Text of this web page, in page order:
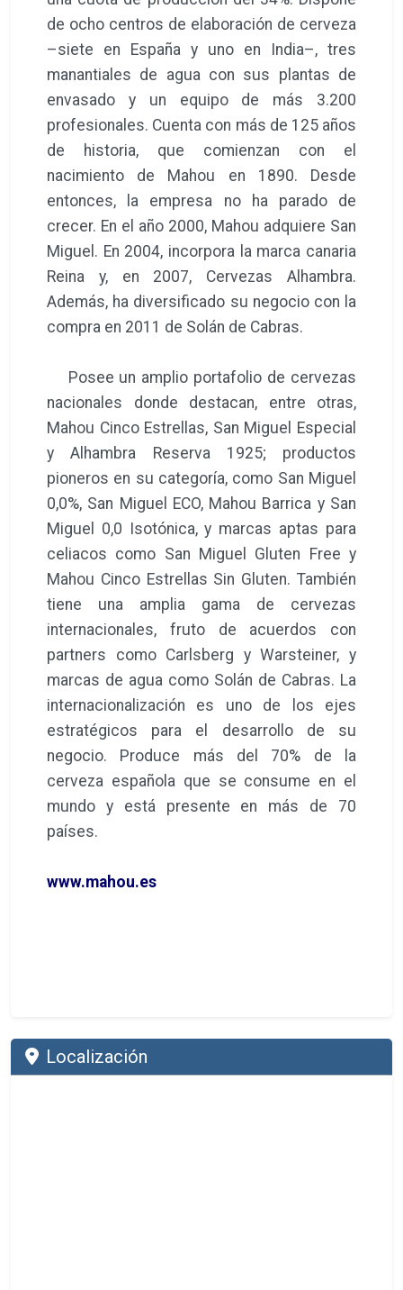
de ocho centros de elaboración de cerveza
–siete en España y uno en India–, tres
manantiales de agua con sus plantas de
envasado y un equipo de más 3.200
profesionales. Cuenta con más de 125 años
de historia, que comienzan con el
nacimiento de Mahou en 1890. Desde
entonces, la empresa no ha parado de
crecer. En el año 2000, Mahou adquiere San
Miguel. En 2004, incorpora la marca canaria
Reina y, en 2007, Cervezas Alhambra.
Además, ha diversificado su negocio con la
compra en 2011 de Solán de Cabras.
Posee un amplio portafolio de cervezas
nacionales donde destacan, entre otras,
Mahou Cinco Estrellas, San Miguel Especial
y Alhambra Reserva 1925; productos
pioneros en su categoría, como San Miguel
0,0%, San Miguel ECO, Mahou Barrica y San
Miguel 0,0 Isotónica, y marcas aptas para
celiacos como San Miguel Gluten Free y
Mahou Cinco Estrellas Sin Gluten. También
tiene una amplia gama de cervezas
internacionales, fruto de acuerdos con
partners como Carlsberg y Warsteiner, y
marcas de agua como Solán de Cabras. La
internacionalización es uno de los ejes
estratégicos para el desarrollo de su
negocio. Produce más del 70% de la
cerveza española que se consume en el
mundo y está presente en más de 70
países.
www.mahou.es
Localización